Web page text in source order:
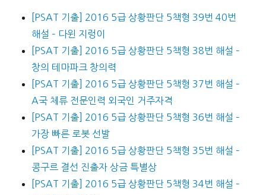
[PSAT 기출] 2016 5급 상황판단 5책형 39번 40번
해설 – 다윈 지렁이
[PSAT 기출] 2016 5급 상황판단 5책형 38번 해설 –
창의 테마파크 창의력
[PSAT 기출] 2016 5급 상황판단 5책형 37번 해설 –
A국 체류 전문인력 외국인 거주자격
[PSAT 기출] 2016 5급 상황판단 5책형 36번 해설 –
가장 빠른 로봇 선발
[PSAT 기출] 2016 5급 상황판단 5책형 35번 해설 –
콩구르 결선 진출자 상금 특별상
[PSAT 기출] 2016 5급 상황판단 5책형 34번 해설 –